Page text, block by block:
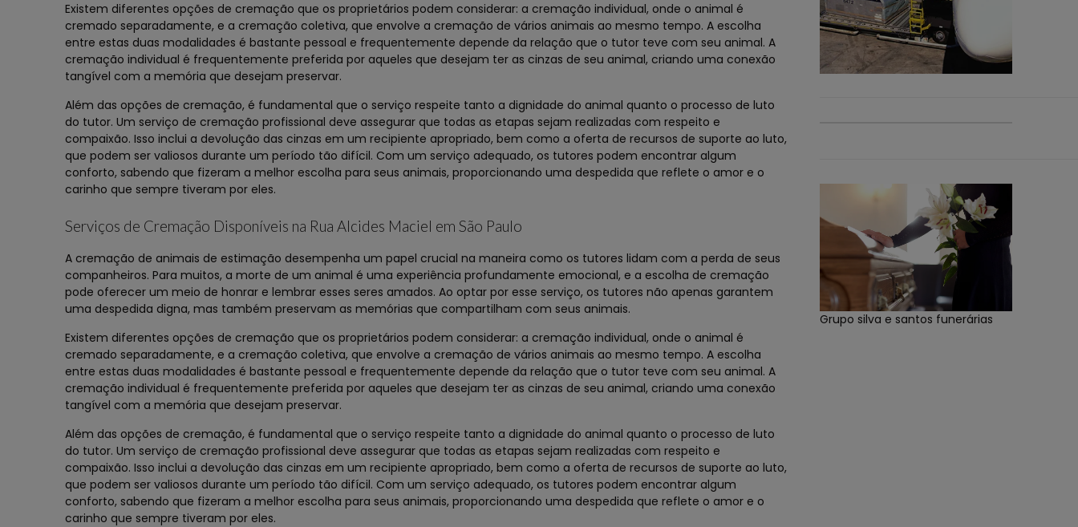
Existem diferentes opções de cremação que os proprietários podem considerar: a cremação individual, onde o animal é
cremado separadamente, e a cremação coletiva, que envolve a cremação de vários animais ao mesmo tempo. A escolha
entre estas duas modalidades é bastante pessoal e frequentemente depende da relação que o tutor teve com seu animal. A
cremação individual é frequentemente preferida por aqueles que desejam ter as cinzas de seu animal, criando uma conexão
tangível com a memória que desejam preservar.
Além das opções de cremação, é fundamental que o serviço respeite tanto a dignidade do animal quanto o processo de luto
do tutor. Um serviço de cremação profissional deve assegurar que todas as etapas sejam realizadas com respeito e
compaixão. Isso inclui a devolução das cinzas em um recipiente apropriado, bem como a oferta de recursos de suporte ao luto,
que podem ser valiosos durante um período tão difícil. Com um serviço adequado, os tutores podem encontrar algum
conforto, sabendo que fizeram a melhor escolha para seus animais, proporcionando uma despedida que reflete o amor e o
carinho que sempre tiveram por eles.
Serviços de Cremação Disponíveis na Rua Alcides Maciel em São Paulo
A cremação de animais de estimação desempenha um papel crucial na maneira como os tutores lidam com a perda de seus
companheiros. Para muitos, a morte de um animal é uma experiência profundamente emocional, e a escolha de cremação
pode oferecer um meio de honrar e lembrar esses seres amados. Ao optar por esse serviço, os tutores não apenas garantem
uma despedida digna, mas também preservam as memórias que compartilham com seus animais.
Existem diferentes opções de cremação que os proprietários podem considerar: a cremação individual, onde o animal é
cremado separadamente, e a cremação coletiva, que envolve a cremação de vários animais ao mesmo tempo. A escolha
entre estas duas modalidades é bastante pessoal e frequentemente depende da relação que o tutor teve com seu animal. A
cremação individual é frequentemente preferida por aqueles que desejam ter as cinzas de seu animal, criando uma conexão
tangível com a memória que desejam preservar.
Além das opções de cremação, é fundamental que o serviço respeite tanto a dignidade do animal quanto o processo de luto
do tutor. Um serviço de cremação profissional deve assegurar que todas as etapas sejam realizadas com respeito e
compaixão. Isso inclui a devolução das cinzas em um recipiente apropriado, bem como a oferta de recursos de suporte ao luto,
que podem ser valiosos durante um período tão difícil. Com um serviço adequado, os tutores podem encontrar algum
conforto, sabendo que fizeram a melhor escolha para seus animais, proporcionando uma despedida que reflete o amor e o
carinho que sempre tiveram por eles.
Grupo silva e santos funerárias